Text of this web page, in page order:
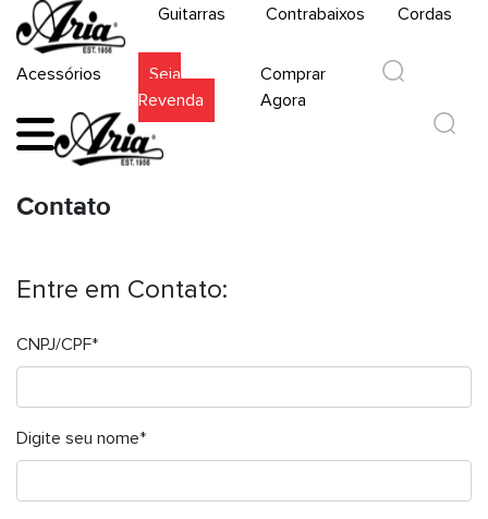
Guitarras Contrabaixos Cordas
Acessórios
Seja
Revenda
Comprar
Agora
Contato
Entre em Contato:
CNPJ/CPF*
Digite seu nome*